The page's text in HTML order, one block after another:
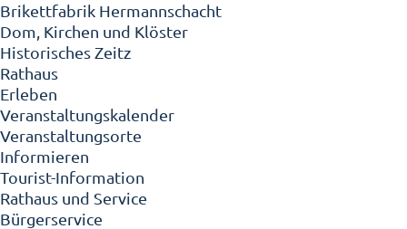
Brikettfabrik Hermannschacht
Dom, Kirchen und Klöster
Historisches Zeitz
Rathaus
Erleben
Veranstaltungskalender
Veranstaltungsorte
Informieren
Tourist-Information
Rathaus und Service
Bürgerservice